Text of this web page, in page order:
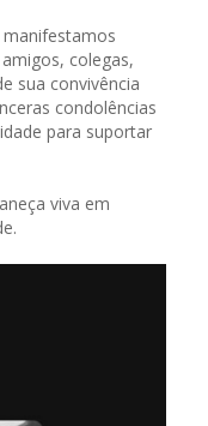
colegas,
sua convivência
condolências
para suportar
viva em